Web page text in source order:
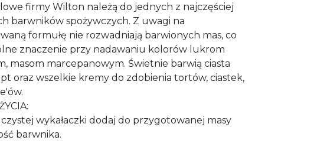
firmy Wilton należą do jednych z najczęściej
barwników spożywczych. Z uwagi na
formułę nie rozwadniają barwionych mas, co
znaczenie przy nadawaniu kolorów lukrom
masom marcepanowym. Świetnie barwią ciasta
oraz wszelkie kremy do zdobienia tortów, ciastek,
wykałaczki dodaj do przygotowanej masy
barwnika.